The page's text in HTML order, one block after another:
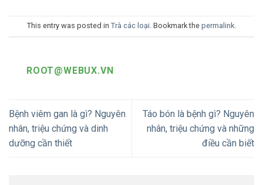
This entry was posted in Trà các loại. Bookmark the permalink.
ROOT@WEBUX.VN
Bệnh viêm gan là gì? Nguyên
nhân, triệu chứng và dinh
dưỡng cần thiết
Táo bón là bệnh gì? Nguyên
nhân, triệu chứng và những
điều cần biết